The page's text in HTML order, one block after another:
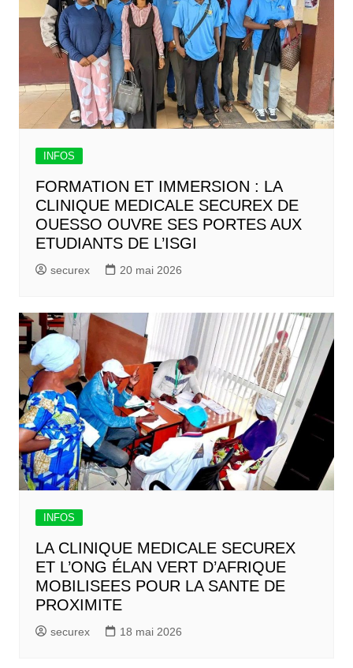
INFOS
FORMATION ET IMMERSION : LA
CLINIQUE MEDICALE SECUREX DE
OUESSO OUVRE SES PORTES AUX
ETUDIANTS DE L’ISGI
securex 20 mai 2026
INFOS
LA CLINIQUE MEDICALE SECUREX
ET L’ONG ÉLAN VERT D’AFRIQUE
MOBILISEES POUR LA SANTE DE
PROXIMITE
securex 18 mai 2026